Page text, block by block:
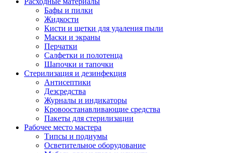
Бафы и пилки
Жидкости
Кисти и щетки для удаления пыли
Маски и экраны
Перчатки
Салфетки и полотенца
Шапочки и тапочки
Стерилизация и дезинфекция
Антисептики
Дезсредства
Журналы и индикаторы
Кровоостанавливающие средства
Пакеты для стерилизации
Рабочее место мастера
Типсы и подиумы
Осветительное оборудование